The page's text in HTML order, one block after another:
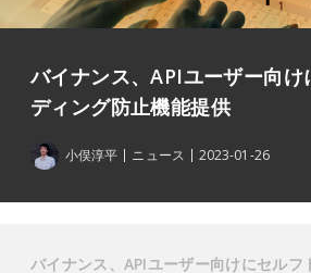
バイナンス、APIユーザー向け
ディング防止機能提供
小俣淳平 ニュース 2023-01-26
バイナンス、APIユーザー向けにセルフ